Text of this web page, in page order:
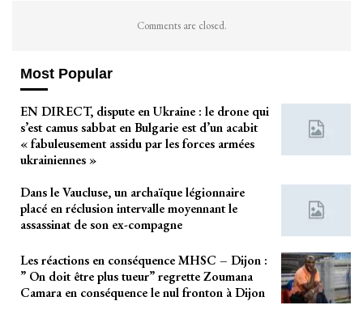
Comments are closed.
Most Popular
EN DIRECT, dispute en Ukraine : le drone qui
s’est camus sabbat en Bulgarie est d’un acabit
« fabuleusement assidu par les forces armées
ukrainiennes »
Dans le Vaucluse, un archaïque légionnaire
placé en réclusion intervalle moyennant le
assassinat de son ex-compagne
Les réactions en conséquence MHSC – Dijon :
” On doit être plus tueur” regrette Zoumana
Camara en conséquence le nul fronton à Dijon